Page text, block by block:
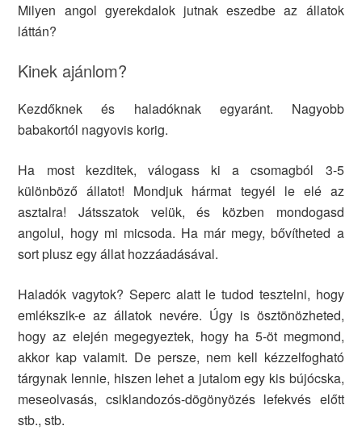
Milyen angol gyerekdalok jutnak eszedbe az állatok
láttán?
Kinek ajánlom?
Kezdőknek és haladóknak egyaránt. Nagyobb
babakortól nagyovis korig.
Ha most kezditek, válogass ki a csomagból 3-5
különböző állatot! Mondjuk hármat tegyél le elé az
asztalra! Játsszatok velük, és közben mondogasd
angolul, hogy mi micsoda. Ha már megy, bővítheted a
sort plusz egy állat hozzáadásával.
Haladók vagytok? Seperc alatt le tudod tesztelni, hogy
emlékszik-e az állatok nevére. Úgy is ösztönözheted,
hogy az elején megegyeztek, hogy ha 5-öt megmond,
akkor kap valamit. De persze, nem kell kézzelfogható
tárgynak lennie, hiszen lehet a jutalom egy kis bújócska,
meseolvasás, csiklandozós-dögönyözés lefekvés előtt
stb., stb.